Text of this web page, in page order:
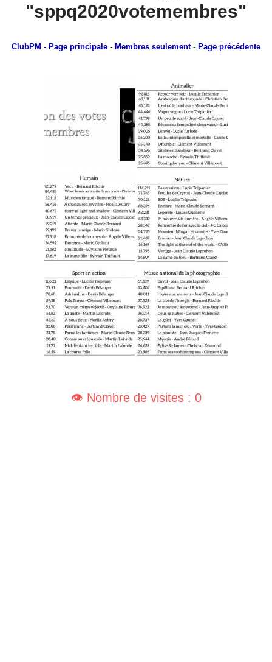
"sppq2020votemembres"
ClubPM - Page principale - Membres seulement- Page précédente
👁️ Nombre de visites : 0